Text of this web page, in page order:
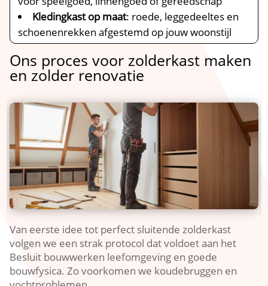
Kledingkast op maat: roede, leggedeeltes en
schoenenrekken afgestemd op jouw woonstijl
Ons proces voor zolderkast maken
en zolder renovatie
Van eerste idee tot perfect sluitende zolderkast
volgen we een strak protocol dat voldoet aan het
Besluit bouwwerken leefomgeving en goede
bouwfysica.​ Zo voorkomen we koudebruggen en